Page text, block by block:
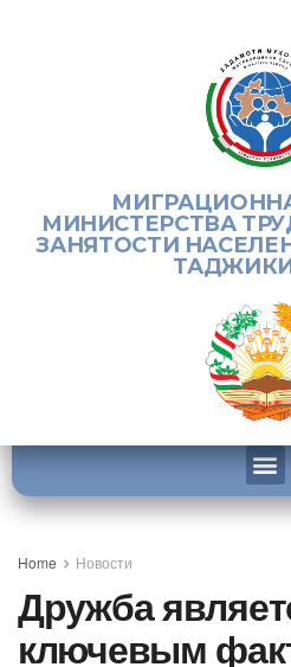
МИНИСТЕРСТВА
ЗАНЯТОСТИ
Home Новости
Дружба
ключевым